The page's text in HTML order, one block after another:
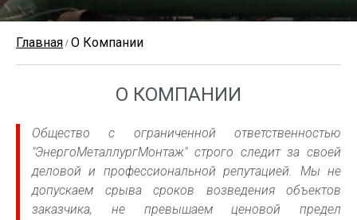
Главная О Компании
О КОМПАНИИ
Общество с ограниченной ответственностью
"ЭнергоМеталлургМонтаж" строго следит за своей
деловой и профессиональной репутацией. Мы не
допускаем срыва сроков возведения объектов
заказчика, не превышаем ценовой предел